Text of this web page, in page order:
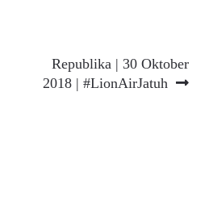
Next
post:
Republika | 30 Oktober
2018 | #LionAirJatuh